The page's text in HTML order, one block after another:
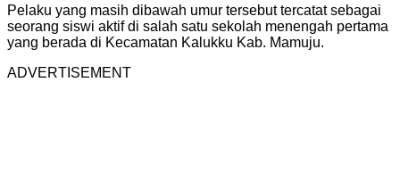
Pelaku yang masih dibawah umur tersebut tercatat sebagai
seorang siswi aktif di salah satu sekolah menengah pertama
yang berada di Kecamatan Kalukku Kab. Mamuju.
ADVERTISEMENT